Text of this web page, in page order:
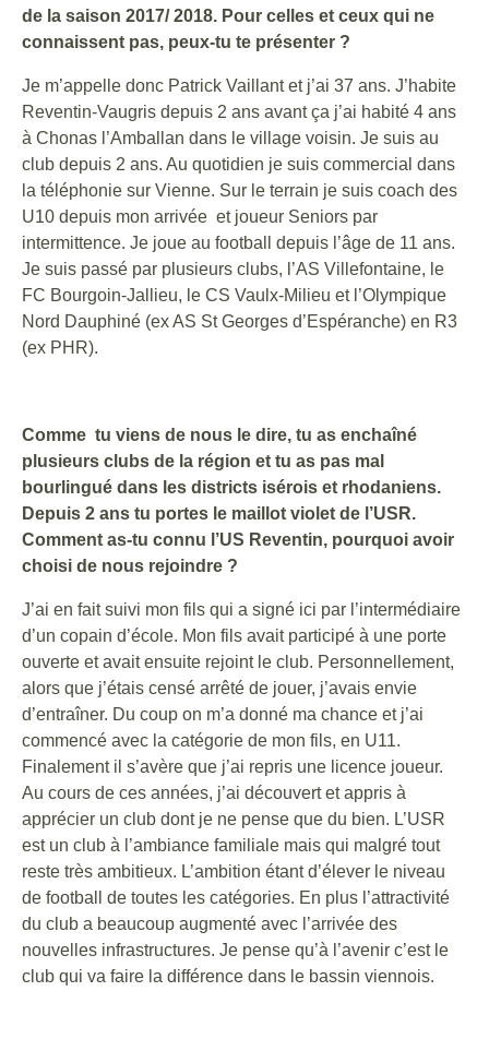
de la saison 2017/ 2018. Pour celles et ceux qui ne
connaissent pas, peux-tu te présenter ?
Je m’appelle donc Patrick Vaillant et j’ai 37 ans. J’habite
Reventin-Vaugris depuis 2 ans avant ça j’ai habité 4 ans
à Chonas l’Amballan dans le village voisin. Je suis au
club depuis 2 ans. Au quotidien je suis commercial dans
la téléphonie sur Vienne. Sur le terrain je suis coach des
U10 depuis mon arrivée et joueur Seniors par
intermittence. Je joue au football depuis l’âge de 11 ans.
Je suis passé par plusieurs clubs, l’AS Villefontaine, le
FC Bourgoin-Jallieu, le CS Vaulx-Milieu et l’Olympique
Nord Dauphiné (ex AS St Georges d’Espéranche) en R3
(ex PHR).
Comme tu viens de nous le dire, tu as enchaîné
plusieurs clubs de la région et tu as pas mal
bourlingué dans les districts isérois et rhodaniens.
Depuis 2 ans tu portes le maillot violet de l’USR.
Comment as-tu connu l’US Reventin, pourquoi avoir
choisi de nous rejoindre ?
J’ai en fait suivi mon fils qui a signé ici par l’intermédiaire
d’un copain d’école. Mon fils avait participé à une porte
ouverte et avait ensuite rejoint le club. Personnellement,
alors que j’étais censé arrêté de jouer, j’avais envie
d’entraîner. Du coup on m’a donné ma chance et j’ai
commencé avec la catégorie de mon fils, en U11.
Finalement il s’avère que j’ai repris une licence joueur.
Au cours de ces années, j’ai découvert et appris à
apprécier un club dont je ne pense que du bien. L’USR
est un club à l’ambiance familiale mais qui malgré tout
reste très ambitieux. L’ambition étant d’élever le niveau
de football de toutes les catégories. En plus l’attractivité
du club a beaucoup augmenté avec l’arrivée des
nouvelles infrastructures. Je pense qu’à l’avenir c’est le
club qui va faire la différence dans le bassin viennois.